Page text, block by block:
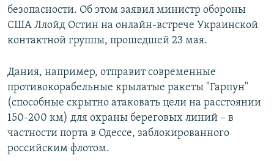
безопасности. Об этом заявил министр обороны
США Ллойд Остин на онлайн-встрече Украинской
контактной группы, прошедшей 23 мая.
Дания, например, отправит современные
противокорабельные крылатые ракеты "Гарпун"
(способные скрытно атаковать цели на расстоянии
150-200 км) для охраны береговых линий – в
частности порта в Одессе, заблокированного
российским флотом.